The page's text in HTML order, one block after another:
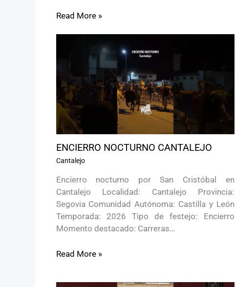
Read More »
ENCIERRO NOCTURNO CANTALEJO
Cantalejo
Encierro nocturno por San Cristóbal en
Cantalejo Localidad: Cantalejo Provincia:
Segovia Comunidad Autónoma: Castilla y León
Temporada: 2026 Tipo de festejo: Encierro
Momento destacado: Carreras…
Read More »